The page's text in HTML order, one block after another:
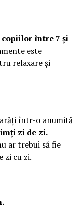
între 7 și
este
relaxare și
într-o anumită
zi de zi.
ar trebui să fie
zi cu zi.